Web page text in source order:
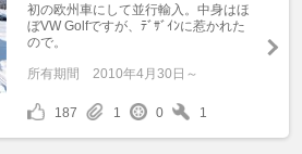
初の欧州車にして並行輸入。中身はほ
ぼVW Golfですが、ﾃﾞｻﾞｲﾝに惹かれた
ので。
所有期間 2010年4月30日～
187 1 0 1